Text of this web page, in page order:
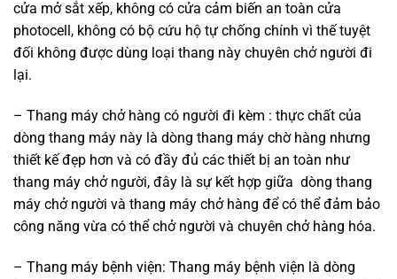
cửa mở sắt xếp, không có cửa cảm biến an toàn cửa
photocell, không có bộ cứu hộ tự chống chính vì thế tuyệt
đối không được dùng loại thang này chuyên chở người đi
lại.
– Thang máy chở hàng có người đi kèm : thực chất của
dòng thang máy này là dòng thang máy chờ hàng nhưng
thiết kế đẹp hơn và có đầy đủ các thiết bị an toàn như
thang máy chở người, đây là sự kết hợp giữa dòng thang
máy chở người và thang máy chở hàng để có thể đảm bảo
công năng vừa có thể chở người và chuyên chở hàng hóa.
– Thang máy bệnh viện: Thang máy bệnh viện là dòng